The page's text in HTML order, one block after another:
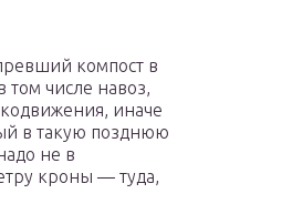
компост в
том числе навоз,
иначе
в такую позднюю
не в
кроны — туда,